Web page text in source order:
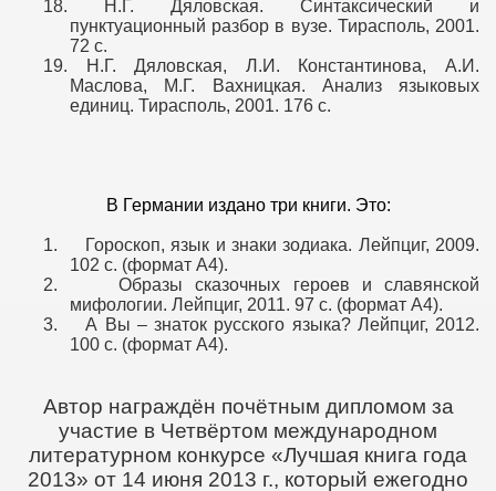
18.
Н.Г. Дяловская. Синтаксический и
пунктуационный разбор в вузе. Тирасполь, 2001.
72 с.
19.
Н.Г. Дяловская, Л.И. Константинова, А.И.
Маслова, М.Г. Вахницкая. Анализ языковых
единиц. Тирасполь, 2001. 176 с.
В Германии издано три книги. Это:
1.
Гороскоп, язык и знаки зодиака. Лейпциг, 2009.
102 с. (формат А4).
2.
Образы сказочных героев и славянской
мифологии. Лейпциг, 2011. 97 с. (формат А4).
3.
А Вы – знаток русского языка? Лейпциг, 2012.
100 с. (формат А4).
Автор награждён почётным дипломом за
участие в Четвёртом международном
литературном конкурсе «Лучшая книга года
2013» от 14 июня 2013 г., который ежегодно